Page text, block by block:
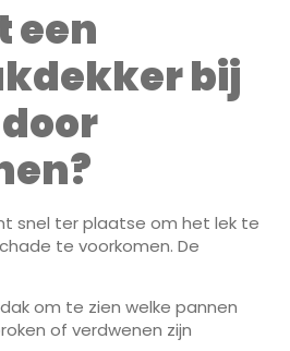
een
bij
snel ter plaatse om het lek te
te voorkomen. De
om te zien welke pannen
of verdwenen zijn